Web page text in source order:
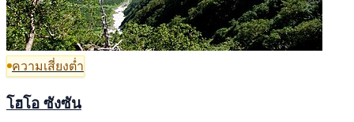
ความเสี่ยงต่ำ
โฮโอ ซังซัน